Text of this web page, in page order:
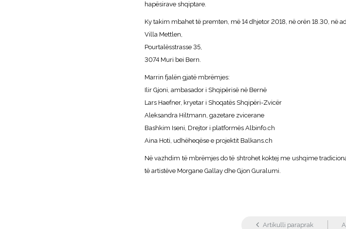
hapësirave shqiptare.
Ky takim mbahet të premten, më 14 dhjetor 2018, në orën 18.30, në
Villa Mettlen,
Pourtalèsstrasse 35,
3074 Muri bei Bern.
Marrin fjalën gjatë mbrëmjes:
Ilir Gjoni, ambasador i Shqipërisë në Bernë
Lars Haefner, kryetar i Shoqatës Shqipëri-Zvicër
Aleksandra Hiltmann, gazetare zvicerane
Bashkim Iseni, Drejtor i platformës Albinfo.ch
Aina Hoti, udhëheqëse e projektit Balkans.ch
Në vazhdim të mbrëmjes do të shtrohet koktej me ushqime
të artistëve Morgane Gallay dhe Gjon Guralumi.
Artikulli paraprak